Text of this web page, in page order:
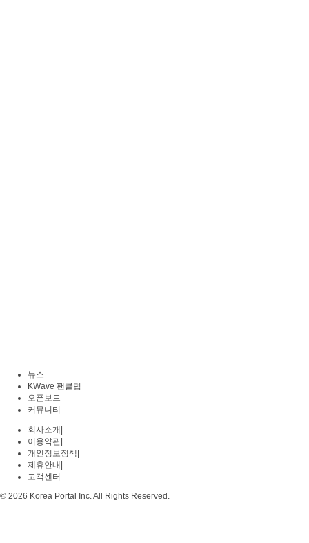
뉴스
KWave 팬클럽
오픈보드
커뮤니티
회사소개
이용약관
개인정보정책
제휴안내
고객센터
© 2026 Korea Portal Inc. All Rights Reserved.